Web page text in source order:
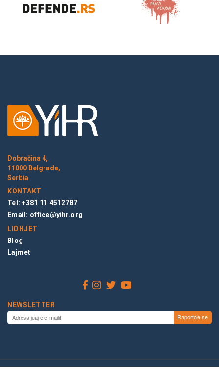
Dobračina 4,
11000 Belgrade,
Serbia
KONTAKT
Tel: +381 11 4512787
Email: office@yihr.org
LIDHJET
Blog
Lajmet
NEWSLETTER